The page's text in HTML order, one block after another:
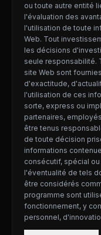
ou toute autre entité
l'évaluation des
l'utilisation de toute
Web. Tout
les décisions
seule responsabilité.
site Web sont
d'exactitude,
l'utilisation de ces
sorte, express ou
partenaires,
être tenus
de toute décision
informations
consécutif, spécial
l'éventualité de tels
être considérés
programme sont
fonctionnement, y
personnel,